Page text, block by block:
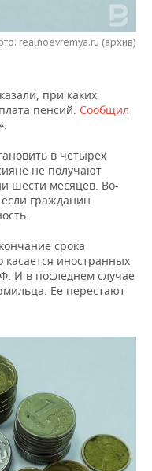
realnoevremya.ru (архив)
при каких
пенсий. Сообщил
в четырех
не получают
шести месяцев. Во-
гражданин
срока
касается иностранных
И в последнем случае
Ее перестают